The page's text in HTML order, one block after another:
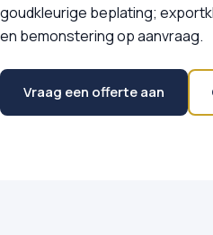
goudkleurige beplating;
en bemonstering op aanvraag.
Vraag een offerte aan